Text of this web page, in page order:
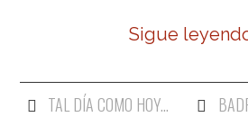
Sigue
TAL DÍA COMO HOY...